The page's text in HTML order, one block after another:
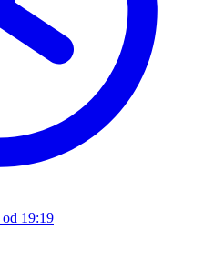
od 19:19